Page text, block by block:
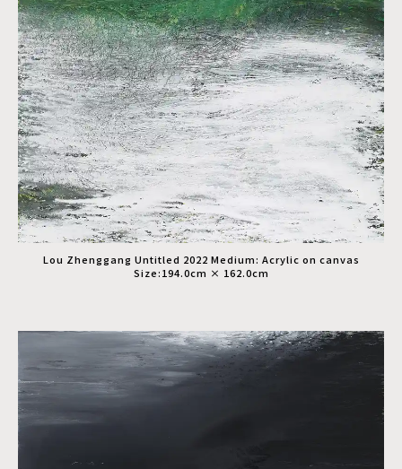
Lou Zhenggang Untitled 2022 Medium: Acrylic on canvas
Size:194.0cm × 162.0cm